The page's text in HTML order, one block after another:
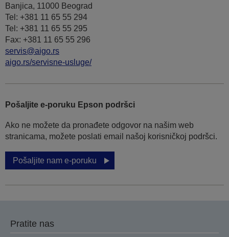
Banjica, 11000 Beograd
Tel: +381 11 65 55 294
Tel: +381 11 65 55 295
Fax: +381 11 65 55 296
servis@aigo.rs
aigo.rs/servisne-usluge/
Pošaljite e-poruku Epson podršci
Ako ne možete da pronađete odgovor na našim web
stranicama, možete poslati email našoj korisničkoj podršci.
Pošaljite nam e-poruku
Pratite nas